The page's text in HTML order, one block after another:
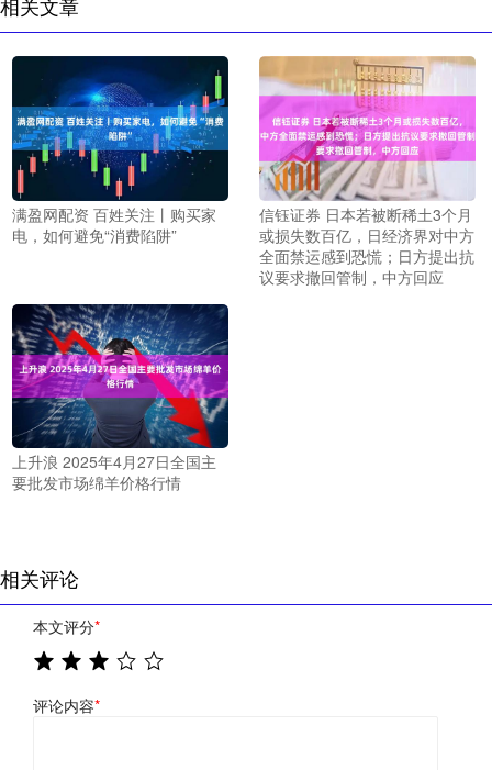
相关文章
满盈网配资 百姓关注丨购买家
电，如何避免“消费陷阱”
信钰证券 日本若被断稀土3个月
或损失数百亿，日经济界对中方
全面禁运感到恐慌；日方提出抗
议要求撤回管制，中方回应
上升浪 2025年4月27日全国主
要批发市场绵羊价格行情
相关评论
本文评分*
评论内容*